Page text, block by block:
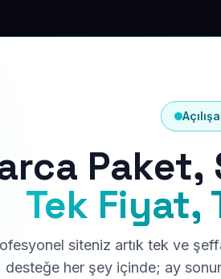
Paket,
Tek Fiyat,
siteniz artık tek ve
desteğe her şey içinde; ay